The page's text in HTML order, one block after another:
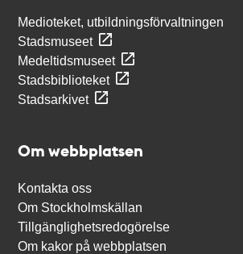
Medioteket, utbildningsförvaltningen
Stadsmuseet
Medeltidsmuseet
Stadsbiblioteket
Stadsarkivet
Om webbplatsen
Kontakta oss
Om Stockholmskällan
Tillgänglighetsredogörelse
Om kakor på webbplatsen